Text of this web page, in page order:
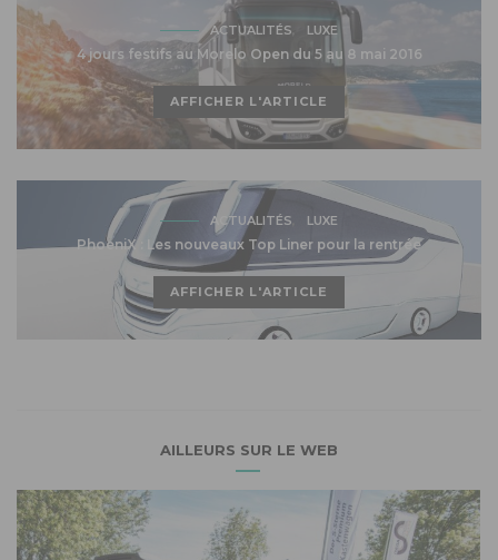
ACTUALITÉS LUXE
4 jours festifs au Morelo Open du 5 au 8 mai 2016
AFFICHER L'ARTICLE
ACTUALITÉS LUXE
PhoeniX : Les nouveaux Top Liner pour la rentrée
AFFICHER L'ARTICLE
AILLEURS SUR LE WEB